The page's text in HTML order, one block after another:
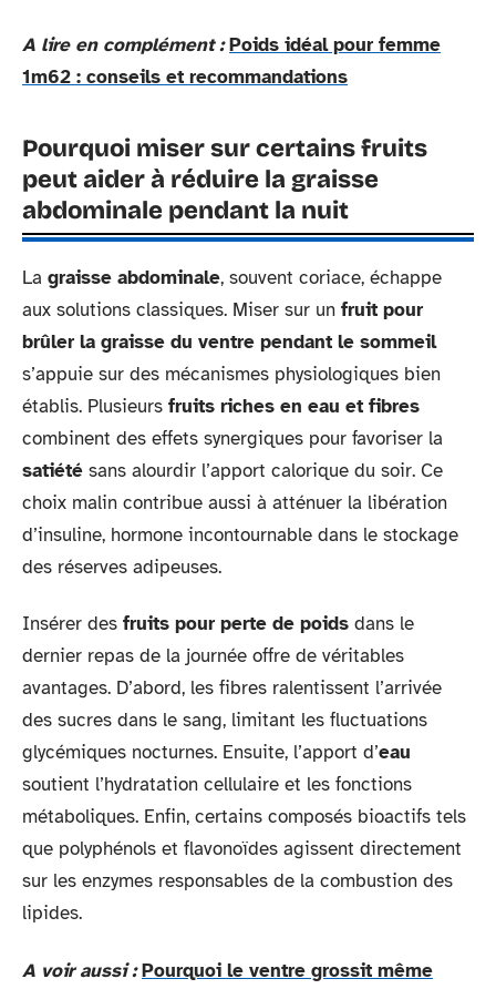
A lire en complément : Poids idéal pour femme
1m62 : conseils et recommandations
Pourquoi miser sur certains fruits
peut aider à réduire la graisse
abdominale pendant la nuit
La graisse abdominale, souvent coriace, échappe
aux solutions classiques. Miser sur un fruit pour
brûler la graisse du ventre pendant le sommeil
s’appuie sur des mécanismes physiologiques bien
établis. Plusieurs fruits riches en eau et fibres
combinent des effets synergiques pour favoriser la
satiété sans alourdir l’apport calorique du soir. Ce
choix malin contribue aussi à atténuer la libération
d’insuline, hormone incontournable dans le stockage
des réserves adipeuses.
Insérer des fruits pour perte de poids dans le
dernier repas de la journée offre de véritables
avantages. D’abord, les fibres ralentissent l’arrivée
des sucres dans le sang, limitant les fluctuations
glycémiques nocturnes. Ensuite, l’apport d’eau
soutient l’hydratation cellulaire et les fonctions
métaboliques. Enfin, certains composés bioactifs tels
que polyphénols et flavonoïdes agissent directement
sur les enzymes responsables de la combustion des
lipides.
A voir aussi : Pourquoi le ventre grossit même